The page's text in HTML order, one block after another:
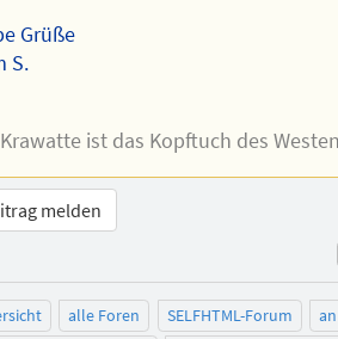
Grüße
S.
ist das Kopftuch des
melden
alle Foren SELFHTML-Forum